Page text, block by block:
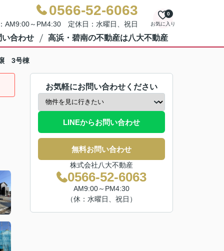
0566-52-6063
AM9:00～PM4:30 定休日：水曜日、祝日 お気に入り
0
い合わせ 高浜・碧南の不動産は八大不動産
3号棟
お気軽にお問い合わせください
LINEからお問い合わせ
無料お問い合わせ
株式会社八大不動産
0566-52-6063
AM9:00～PM4:30
（休：水曜日、祝日）